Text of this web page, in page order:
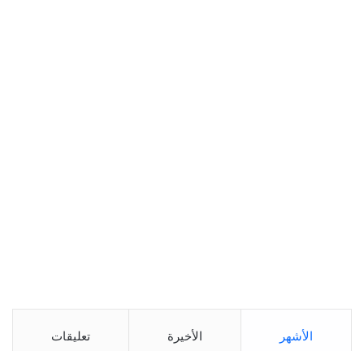
الأشهر الأخيرة تعليقات